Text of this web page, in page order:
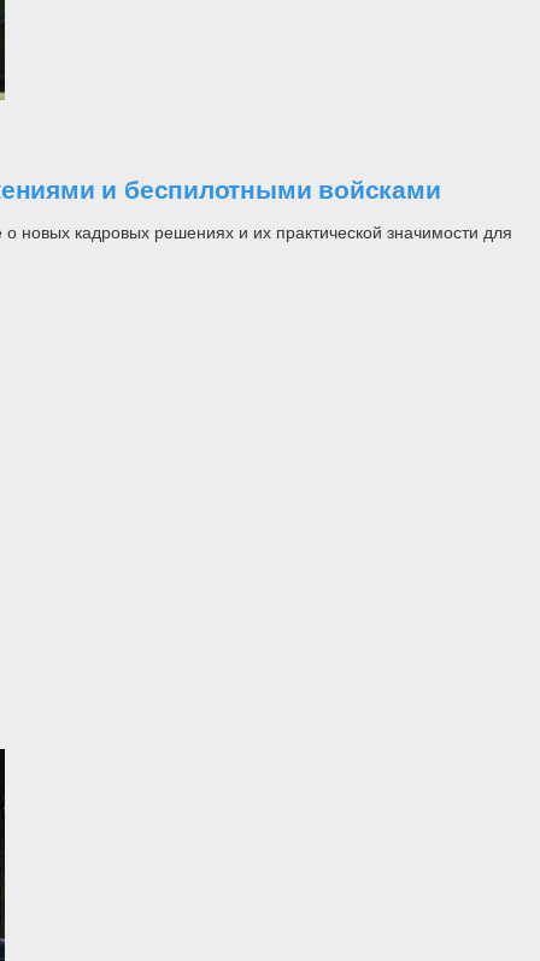
и беспилотными войсками
новых кадровых решениях и их практической значимости для